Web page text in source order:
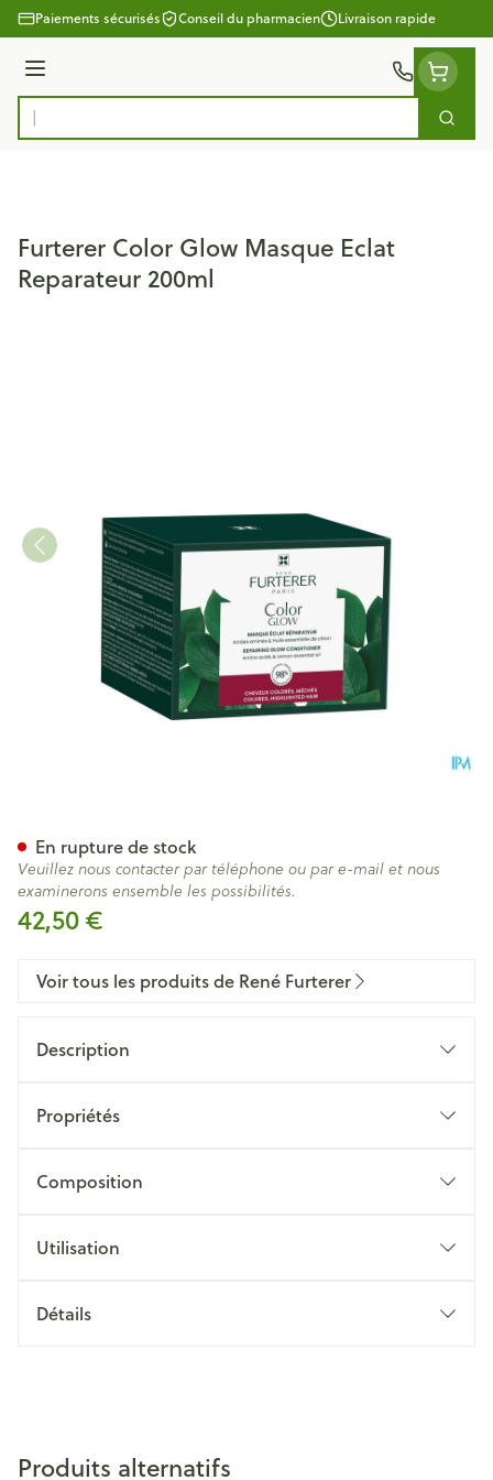
Aller au contenu
Paiements sécurisés Conseil du pharmacien Livraison rapide
Menu
Rechercher
Furterer Color Glow Masque Eclat
Reparateur 200ml
42,50 €
En rupture de stock
Veuillez nous contacter par téléphone ou par e-mail et nous
examinerons ensemble les possibilités.
Voir tous les produits de René Furterer
Description
Propriétés
Composition
Utilisation
Détails
Produits alternatifs